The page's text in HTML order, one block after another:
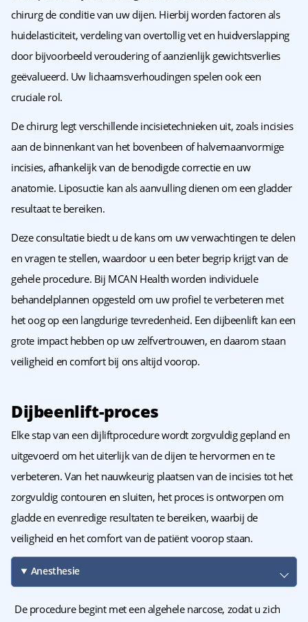
chirurg de conditie van uw dijen. Hierbij worden factoren als
huidelasticiteit, verdeling van overtollig vet en huidverslapping
door bijvoorbeeld veroudering of aanzienlijk gewichtsverlies
geëvalueerd. Uw lichaamsverhoudingen spelen ook een
cruciale rol.
De chirurg legt verschillende incisietechnieken uit, zoals incisies
aan de binnenkant van het bovenbeen of halvemaanvormige
incisies, afhankelijk van de benodigde correctie en uw
anatomie. Liposuctie kan als aanvulling dienen om een gladder
resultaat te bereiken.
Deze consultatie biedt u de kans om uw verwachtingen te delen
en vragen te stellen, waardoor u een beter begrip krijgt van de
gehele procedure. Bij MCAN Health worden individuele
behandelplannen opgesteld om uw profiel te verbeteren met
het oog op een langdurige tevredenheid. Een dijbeenlift kan een
grote impact hebben op uw zelfvertrouwen, en daarom staan
veiligheid en comfort bij ons altijd voorop.
Dijbeenlift-proces
Elke stap van een dijliftprocedure wordt zorgvuldig gepland en
uitgevoerd om het uiterlijk van de dijen te hervormen en te
verbeteren. Van het nauwkeurig plaatsen van de incisies tot het
zorgvuldig contouren en sluiten, het proces is ontworpen om
gladde en evenredige resultaten te bereiken, waarbij de
veiligheid en het comfort van de patiënt voorop staan.
Anesthesie
De procedure begint met een algehele narcose, zodat u zich